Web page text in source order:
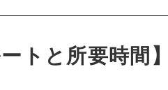
トと所要時間】